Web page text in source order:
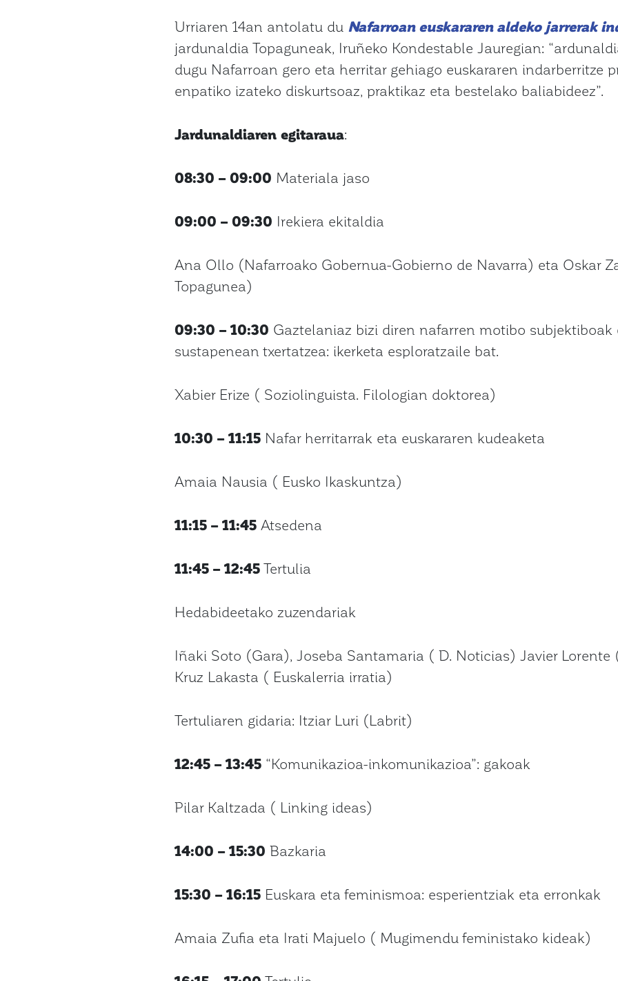
Urriaren 14an antolatu du Nafarroan euskararen aldeko jarrerak
jardunaldia Topaguneak, Iruñeko Kondestable Jauregian:
dugu Nafarroan gero eta herritar gehiago euskararen indarberritze
enpatiko izateko diskurtsoaz, praktikaz eta bestelako baliabideez”.
Jardunaldiaren egitaraua:
08:30 – 09:00 Materiala jaso
09:00 – 09:30 Irekiera ekitaldia
Ana Ollo (Nafarroako Gobernua-Gobierno de Navarra) eta Oskar
Topagunea)
09:30 – 10:30 Gaztelaniaz bizi diren nafarren motibo subjektiboak
sustapenean txertatzea: ikerketa esploratzaile bat.
Xabier Erize ( Soziolinguista. Filologian doktorea)
10:30 – 11:15Nafar herritarrak eta euskararen kudeaketa
Amaia Nausia ( Eusko Ikaskuntza)
11:15 – 11:45Atsedena
11:45 – 12:45Tertulia
Hedabideetako zuzendariak
Iñaki Soto (Gara), Joseba Santamaria ( D. Noticias) Javier Lorente
Kruz Lakasta ( Euskalerria irratia)
Tertuliaren gidaria: Itziar Luri (Labrit)
12:45 – 13:45“Komunikazioa-inkomunikazioa”: gakoak
Pilar Kaltzada ( Linking ideas)
14:00 – 15:30 Bazkaria
15:30 – 16:15Euskara eta feminismoa: esperientziak eta erronkak
Amaia Zufia eta Irati Majuelo ( Mugimendu feministako kideak)